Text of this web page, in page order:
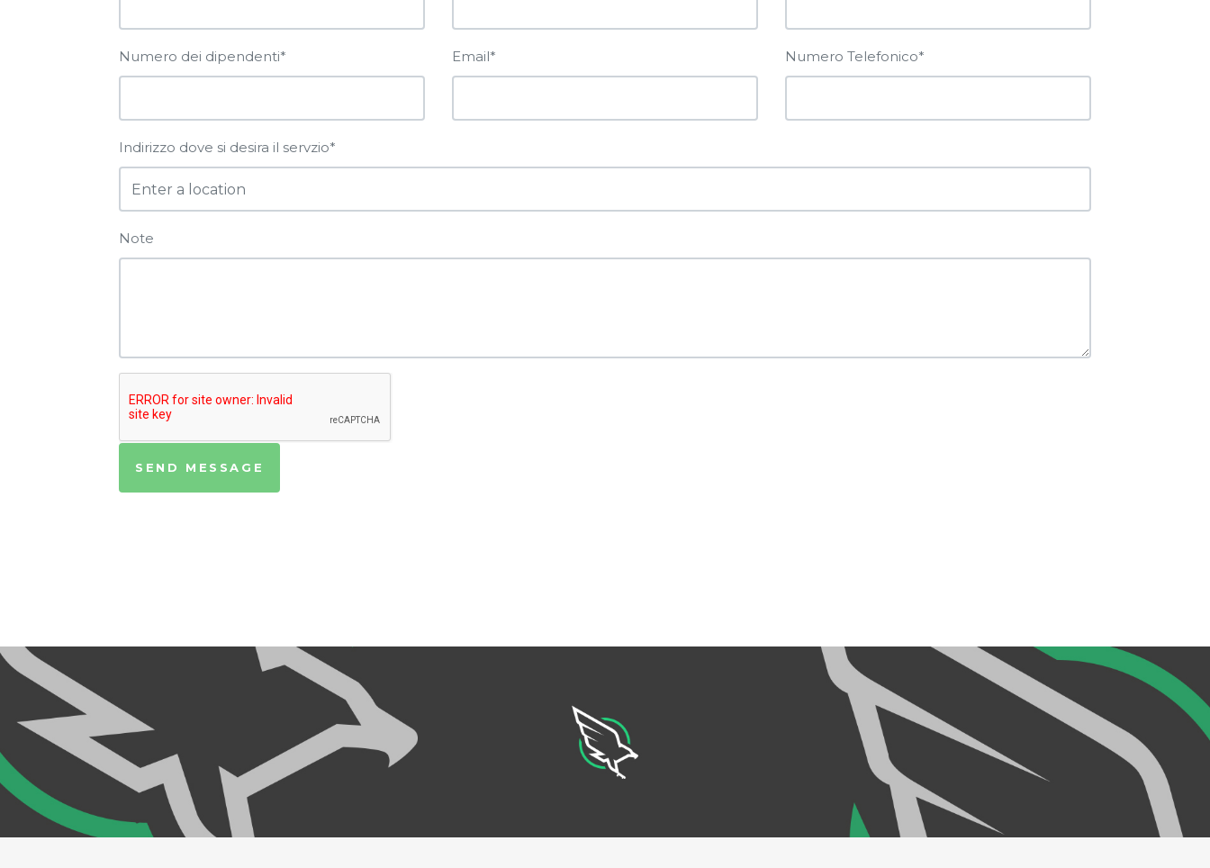
Numero dei dipendenti* Email* Numero Telefonico*
Indirizzo dove si desira il servzio*
Note